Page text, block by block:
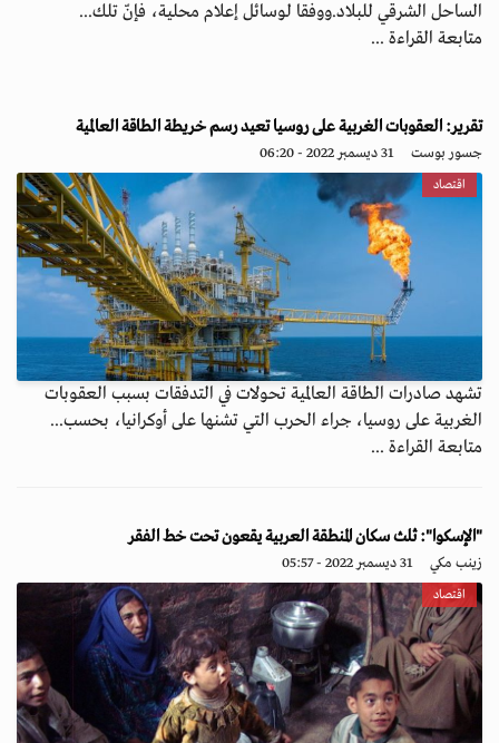
الساحل الشرقي للبلاد.ووفقا لوسائل إعلام محلية، فإنّ تلك...
متابعة القراءة ...
تقرير: العقوبات الغربية على روسيا تعيد رسم خريطة الطاقة العالمية
جسور بوست 31 ديسمبر 2022 - 06:20
اقتصاد
تشهد صادرات الطاقة العالمية تحولات في التدفقات بسبب العقوبات
الغربية على روسيا، جراء الحرب التي تشنها على أوكرانيا، بحسب...
متابعة القراءة ...
"الإسكوا": ثلث سكان المنطقة العربية يقعون تحت خط الفقر
زينب مكي 31 ديسمبر 2022 - 05:57
اقتصاد